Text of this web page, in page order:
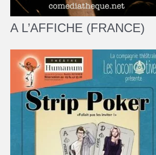
A L’AFFICHE (FRANCE)